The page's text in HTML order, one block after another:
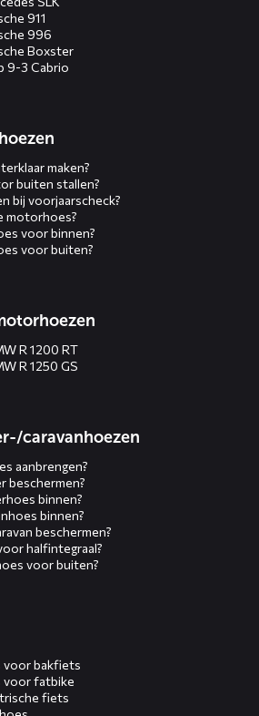
911
996
Boxster
9-3 Cabrio
maken?
buiten stallen?
bij voorjaarscheck?
motorhoes?
voor binnen?
voor buiten?
R 1200 RT
R 1250 GS
caravanhoezen
aanbrengen?
beschermen?
binnen?
binnen?
beschermen?
halfintegraal?
voor buiten?
voor bakfiets
voor fatbike
fiets